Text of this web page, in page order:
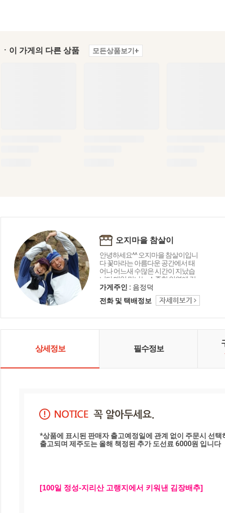
ㆍ이 가게의 다른 상품 모든상품보기+
오지마을 참살이
안녕하세요^^ 오지마을 참살이입니
다 꽃마라는 아름다운 공간에서 태
어나 어느새 수많은 시간이 지났습
니다 매일 만나는 소중한 인연에 감
사드리며 오늘도 좋은 상품 감사의
마음을 담아 행복 미소로 전해드립
니다 함께해 주셔서 고맙습니다 ^_^
가게주인 : 음정덕
전화 및 택배정보
상세정보 필수정보
*상품에 표시된 판매자 출고예정일에 관계 없이 주문시 선
출고되며 제주도는 올해 책정된 추가 도선료 6000원 입니다
[100일 정성-지리산 고랭지에서 키워낸 김장배추]